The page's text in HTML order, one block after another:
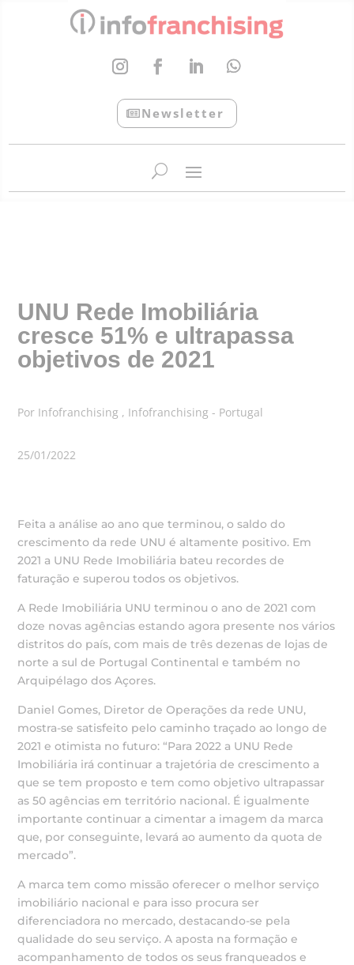
Newsletter
UNU Rede Imobiliária
cresce 51% e ultrapassa
objetivos de 2021
Por Infofranchising , Infofranchising - Portugal
25/01/2022
Feita a análise ao ano que terminou, o saldo do
crescimento da rede UNU é altamente positivo. Em
2021 a UNU Rede Imobiliária bateu recordes de
faturação e superou todos os objetivos.
A Rede Imobiliária UNU terminou o ano de 2021 com
doze novas agências estando agora presente nos vários
distritos do país, com mais de três dezenas de lojas de
norte a sul de Portugal Continental e também no
Arquipélago dos Açores.
Daniel Gomes, Diretor de Operações da rede UNU,
mostra-se satisfeito pelo caminho traçado ao longo de
2021 e otimista no futuro: “Para 2022 a UNU Rede
Imobiliária irá continuar a trajetória de crescimento a
que se tem proposto e tem como objetivo ultrapassar
as 50 agências em território nacional. É igualmente
importante continuar a cimentar a imagem da marca
que, por conseguinte, levará ao aumento da quota de
mercado”.
A marca tem como missão oferecer o melhor serviço
imobiliário nacional e para isso procura ser
diferenciadora no mercado, destacando-se pela
qualidade do seu serviço. A aposta na formação e
acompanhamento de todos os seus franqueados e